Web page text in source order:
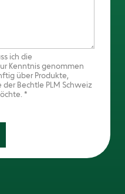
ich die
Kenntnis genommen
über Produkte,
Bechtle PLM Schweiz